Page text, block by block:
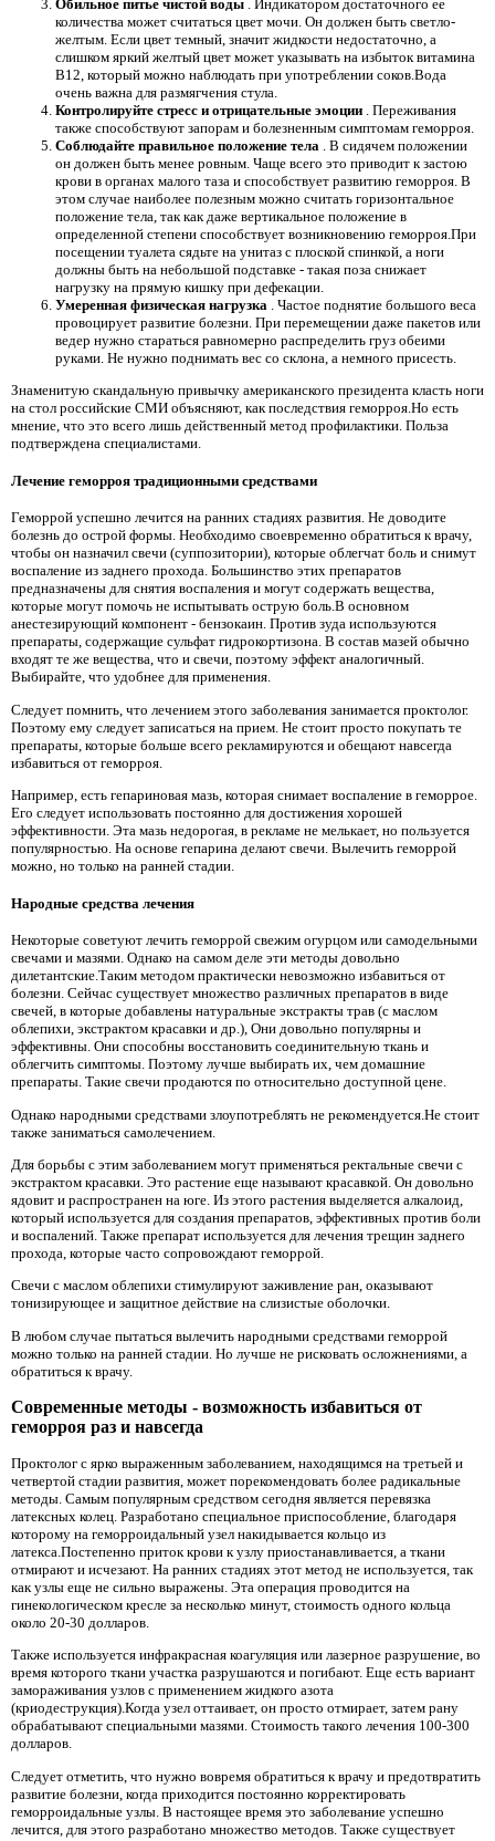
Обильное питье чистой воды . Индикатором достаточного ее
количества может считаться цвет мочи. Он должен быть светло-
желтым. Если цвет темный, значит жидкости недостаточно, а
слишком яркий желтый цвет может указывать на избыток витамина
B12, который можно наблюдать при употреблении соков.Вода
очень важна для размягчения стула.
Контролируйте стресс и отрицательные эмоции . Переживания
также способствуют запорам и болезненным симптомам геморроя.
Соблюдайте правильное положение тела
. В сидячем положении
он должен быть менее ровным. Чаще всего это приводит к застою
крови в органах малого таза и способствует развитию геморроя. В
этом случае наиболее полезным можно считать горизонтальное
положение тела, так как даже вертикальное положение в
определенной степени способствует возникновению геморроя.При
посещении туалета сядьте на унитаз с плоской спинкой, а ноги
должны быть на небольшой подставке - такая поза снижает
нагрузку на прямую кишку при дефекации.
Умеренная физическая нагрузка
. Частое поднятие большого веса
провоцирует развитие болезни. При перемещении даже пакетов или
ведер нужно стараться равномерно распределить груз обеими
руками. Не нужно поднимать вес со склона, а немного присесть.
Знаменитую скандальную привычку американского президента класть ноги
на стол российские СМИ объясняют, как последствия геморроя.Но есть
мнение, что это всего лишь действенный метод профилактики. Польза
подтверждена специалистами.
Лечение геморроя традиционными средствами
Геморрой успешно лечится на ранних стадиях развития. Не доводите
болезнь до острой формы. Необходимо своевременно обратиться к врачу,
чтобы он назначил свечи (суппозитории), которые облегчат боль и снимут
воспаление из заднего прохода. Большинство этих препаратов
предназначены для снятия воспаления и могут содержать вещества,
которые могут помочь не испытывать острую боль.В основном
анестезирующий компонент - бензокаин. Против зуда используются
препараты, содержащие сульфат гидрокортизона. В состав мазей обычно
входят те же вещества, что и свечи, поэтому эффект аналогичный.
Выбирайте, что удобнее для применения.
Следует помнить, что лечением этого заболевания занимается проктолог.
Поэтому ему следует записаться на прием. Не стоит просто покупать те
препараты, которые больше всего рекламируются и обещают навсегда
избавиться от геморроя.
Например, есть гепариновая мазь, которая снимает воспаление в геморрое.
Его следует использовать постоянно для достижения хорошей
эффективности. Эта мазь недорогая, в рекламе не мелькает, но пользуется
популярностью. На основе гепарина делают свечи. Вылечить геморрой
можно, но только на ранней стадии.
Народные средства лечения
Некоторые советуют лечить геморрой свежим огурцом или самодельными
свечами и мазями. Однако на самом деле эти методы довольно
дилетантские.Таким методом практически невозможно избавиться от
болезни. Сейчас существует множество различных препаратов в виде
свечей, в которые добавлены натуральные экстракты трав (с маслом
облепихи, экстрактом красавки и др.), Они довольно популярны и
эффективны. Они способны восстановить соединительную ткань и
облегчить симптомы. Поэтому лучше выбирать их, чем домашние
препараты. Такие свечи продаются по относительно доступной цене.
Однако народными средствами злоупотреблять не рекомендуется.Не стоит
также заниматься самолечением.
Для борьбы с этим заболеванием могут применяться ректальные свечи с
экстрактом красавки. Это растение еще называют красавкой. Он довольно
ядовит и распространен на юге. Из этого растения выделяется алкалоид,
который используется для создания препаратов, эффективных против боли
и воспалений. Также препарат используется для лечения трещин заднего
прохода, которые часто сопровождают геморрой.
Свечи с маслом облепихи стимулируют заживление ран, оказывают
тонизирующее и защитное действие на слизистые оболочки.
В любом случае пытаться вылечить народными средствами геморрой
можно только на ранней стадии. Но лучше не рисковать осложнениями, а
обратиться к врачу.
Современные методы - возможность избавиться от
геморроя раз и навсегда
Проктолог с ярко выраженным заболеванием, находящимся на третьей и
четвертой стадии развития, может порекомендовать более радикальные
методы. Самым популярным средством сегодня является перевязка
латексных колец. Разработано специальное приспособление, благодаря
которому на геморроидальный узел накидывается кольцо из
латекса.Постепенно приток крови к узлу приостанавливается, а ткани
отмирают и исчезают. На ранних стадиях этот метод не используется, так
как узлы еще не сильно выражены. Эта операция проводится на
гинекологическом кресле за несколько минут, стоимость одного кольца
около 20-30 долларов.
Также используется инфракрасная коагуляция или лазерное разрушение, во
время которого ткани участка разрушаются и погибают. Еще есть вариант
замораживания узлов с применением жидкого азота
(криодеструкция).Когда узел оттаивает, он просто отмирает, затем рану
обрабатывают специальными мазями. Стоимость такого лечения 100-300
долларов.
Следует отметить, что нужно вовремя обратиться к врачу и предотвратить
развитие болезни, когда приходится постоянно корректировать
геморроидальные узлы. В настоящее время это заболевание успешно
лечится, для этого разработано множество методов. Также существует